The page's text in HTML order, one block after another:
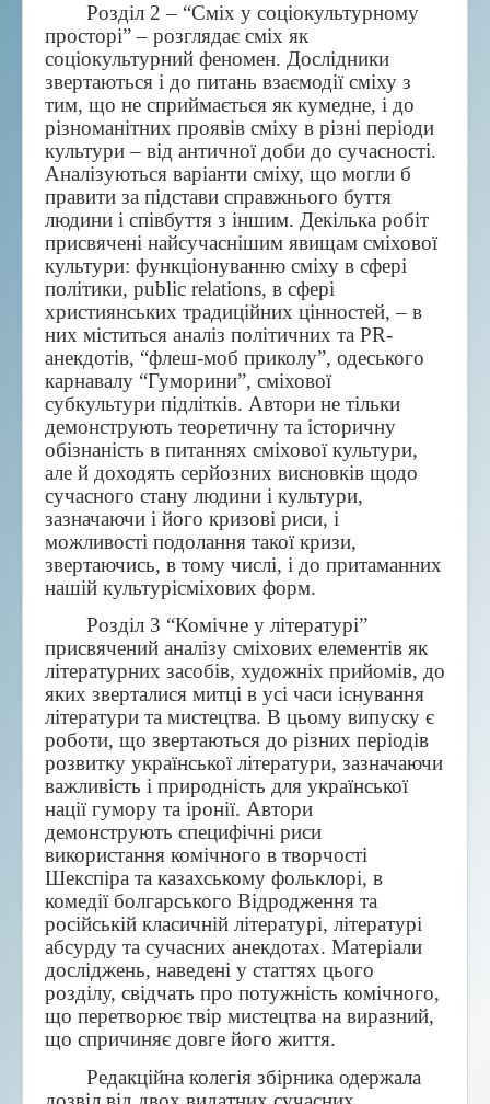
Розділ 2 – “Сміх у соціокультурному
просторі” – розглядає сміх як
соціокультурний феномен. Дослідники
звертаються і до питань взаємодії сміху з
тим, що не сприймається як кумедне, і до
різноманітних проявів сміху в різні періоди
культури – від античної доби до сучасності.
Аналізуються варіанти сміху, що могли б
правити за підстави справжнього буття
людини і співбуття з іншим. Декілька робіт
присвячені найсучаснішим явищам сміхової
культури: функціонуванню сміху в сфері
політики, public relations, в сфері
християнських традиційних цінностей, – в
них міститься аналіз політичних та PR-
анекдотів, “флеш-моб приколу”, одеського
карнавалу “Гуморини”, сміхової
субкультури підлітків. Автори не тільки
демонструють теоретичну та історичну
обізнаність в питаннях сміхової культури,
але й доходять серйозних висновків щодо
сучасного стану людини і культури,
зазначаючи і його кризові риси, і
можливості подолання такої кризи,
звертаючись, в тому числі, і до притаманних
нашій культурісміхових форм.
Розділ 3 “Комічне у літературі”
присвячений аналізу сміхових елементів як
літературних засобів, художніх прийомів, до
яких зверталися митці в усі часи існування
літератури та мистецтва. В цьому випуску є
роботи, що звертаються до різних періодів
розвитку української літератури, зазначаючи
важливість і природність для української
нації гумору та іронії. Автори
демонструють специфічні риси
використання комічного в творчості
Шекспіра та казахському фольклорі, в
комедії болгарського Відродження та
російській класичній літературі, літературі
абсурду та сучасних анекдотах. Матеріали
досліджень, наведені у статтях цього
розділу, свідчать про потужність комічного,
що перетворює твір мистецтва на виразний,
що спричиняє довге його життя.
Редакційна колегія збірника одержала